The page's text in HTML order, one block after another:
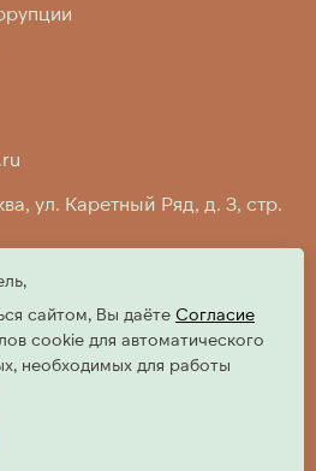
ул. Каретный Ряд, д. 3, стр.
Group
сайтом, Вы даёте Согласие
cookie для автоматического
необходимых для работы